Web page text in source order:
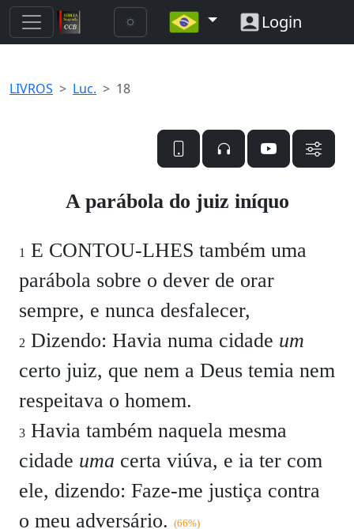
Login
LIVROS Luc. 18
A parábola do juiz iníquo
1 E CONTOU-LHES também uma
parábola sobre o dever de orar
sempre, e nunca desfalecer,
2 Dizendo: Havia numa cidade um
certo juiz, que nem a Deus temia nem
respeitava o homem.
3 Havia também naquela mesma
cidade uma certa viúva, e ia ter com
ele, dizendo: Faze-me justiça contra
o meu adversário. (66%)